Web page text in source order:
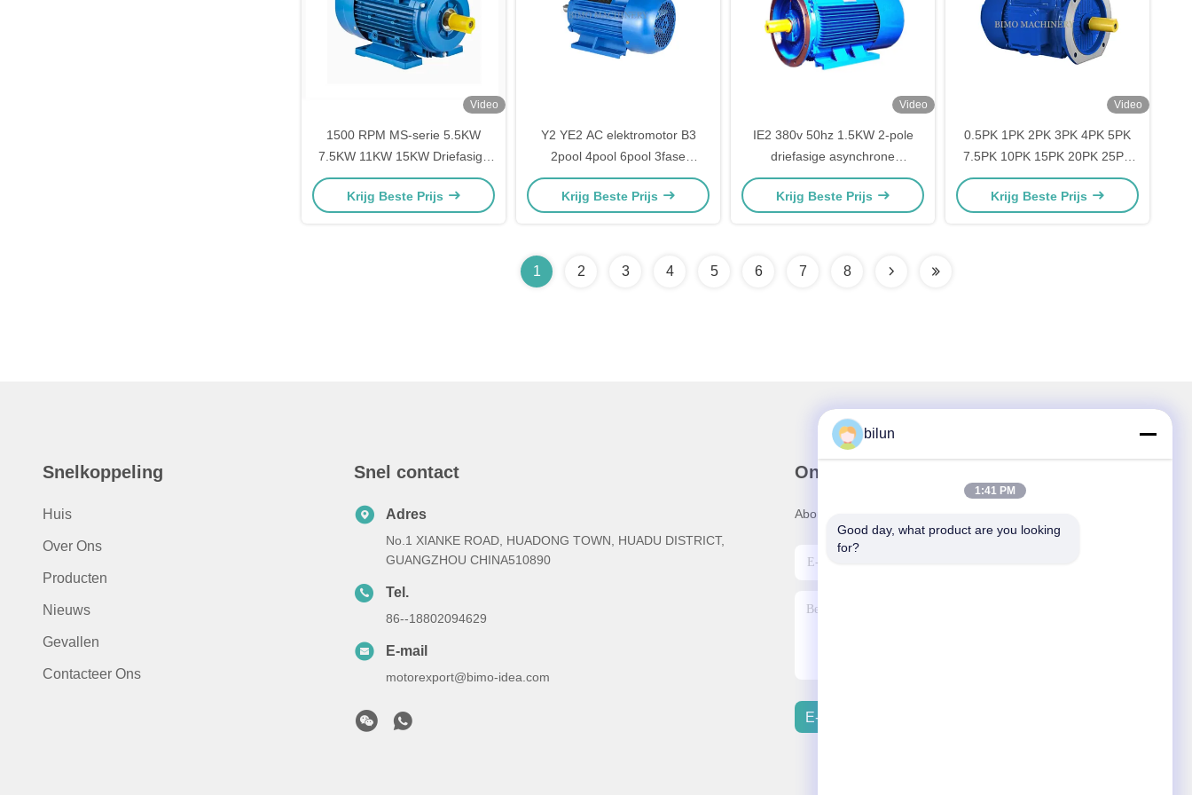
Video
1500 RPM MS-serie 5.5KW
7.5KW 11KW 15KW Driefasige
asynchrone motor Aluminium
behuizing AC elektromotor
Krijg Beste Prijs
Y2 YE2 AC elektromotor B3
2pool 4pool 6pool 3fase
asynchrone inductiemotor
Krijg Beste Prijs
Video
IE2 380v 50hz 1.5KW 2-pole
driefasige asynchrone
wisselstroominductiemotor
Krijg Beste Prijs
Video
0.5PK 1PK 2PK 3PK 4PK 5PK
7.5PK 10PK 15PK 20PK 25PK
30PK 40PK 50PK 60PK 74PK
Driefasige AC Asynchrone
Krijg Beste Prijs
1 2 3 4 5 6 7 8
Snelkoppeling
Huis
Over Ons
Producten
Nieuws
Gevallen
Contacteer Ons
Snel contact
Adres
No.1 XIANKE ROAD, HUADONG TOWN, HUADU DISTRICT,
GUANGZHOU CHINA510890
Tel.
86--18802094629
E-mail
motorexport@bimo-idea.com
Onze Nieuwsbrief
Abonneer u op onze nieuwsbrief voor kortingen en meer.
E-Mail Verzenden
bilun
1:41 PM
Good day, what product are you looking
for?